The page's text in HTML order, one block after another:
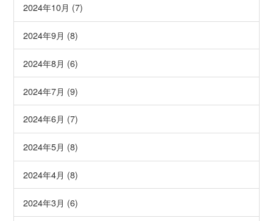
2024年10月 (7)
2024年9月 (8)
2024年8月 (6)
2024年7月 (9)
2024年6月 (7)
2024年5月 (8)
2024年4月 (8)
2024年3月 (6)